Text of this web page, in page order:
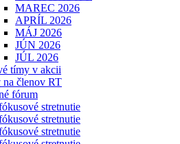
MAREC 2026
APRÍL 2026
MÁJ 2026
JÚN 2026
JÚL 2026
tímy v akcii
členov RT
fórum
stretnutie
stretnutie
stretnutie